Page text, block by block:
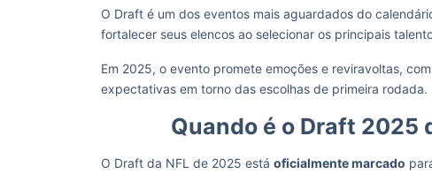
O Draft é um dos eventos mais aguardados do
fortalecer seus elencos ao selecionar os principais
Em 2025, o evento promete emoções e reviravoltas,
expectativas em torno das escolhas de primeira rodada.
Quando é o Draft 2025
O Draft da NFL de 2025 está oficialmente marcado